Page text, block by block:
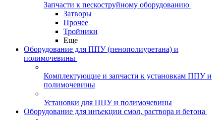
Запчасти к пескоструйному оборудованию
Затворы
Прочее
Тройники
Еще
Оборудование для ППУ (пенополиуретана) и
полимочевины
Комплектующие и запчасти к установкам ППУ и
полимочевины
Установки для ППУ и полимочевины
Оборудование для инъекции смол, раствора и бетона